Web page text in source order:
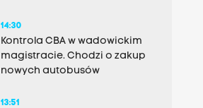
14:30
Kontrola CBA w wadowickim
magistracie. Chodzi o zakup
nowych autobusów
13:51